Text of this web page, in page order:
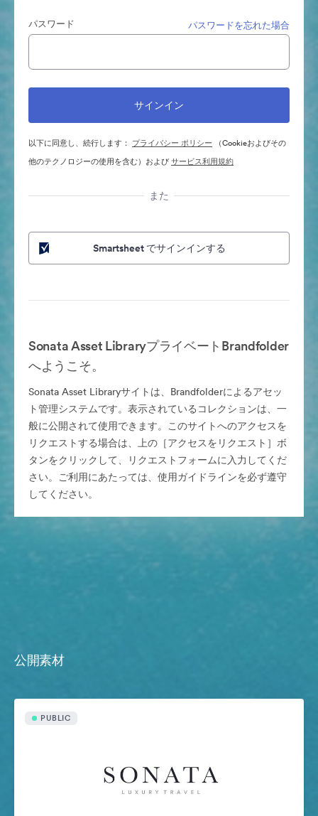
パスワード パスワードを忘れた場合
以下に同意し、続行します： プライバシー ポリシー （Cookieおよびその
他のテクノロジーの使用を含む）およびサービス利用規約
また
Smartsheet でサインインする
Sonata Asset LibraryプライベートBrandfolder
へようこそ。
Sonata Asset Libraryサイトは、Brandfolderによるアセッ
ト管理システムです。表示されているコレクションは、一
般に公開されて使用できます。このサイトへのアクセスを
リクエストする場合は、上の［アクセスをリクエスト］ボ
タンをクリックして、リクエストフォームに入力してくだ
さい。ご利用にあたっては、使用ガイドラインを必ず遵守
してください。
公開素材
PUBLIC